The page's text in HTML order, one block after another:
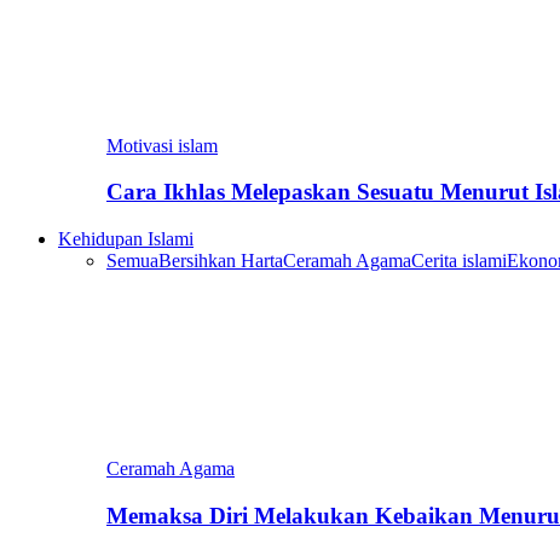
Motivasi islam
Cara Ikhlas Melepaskan Sesuatu Menurut
Kehidupan Islami
SemuaBersihkan HartaCeramah AgamaCerita islami
Ceramah Agama
Memaksa Diri Melakukan Kebaikan